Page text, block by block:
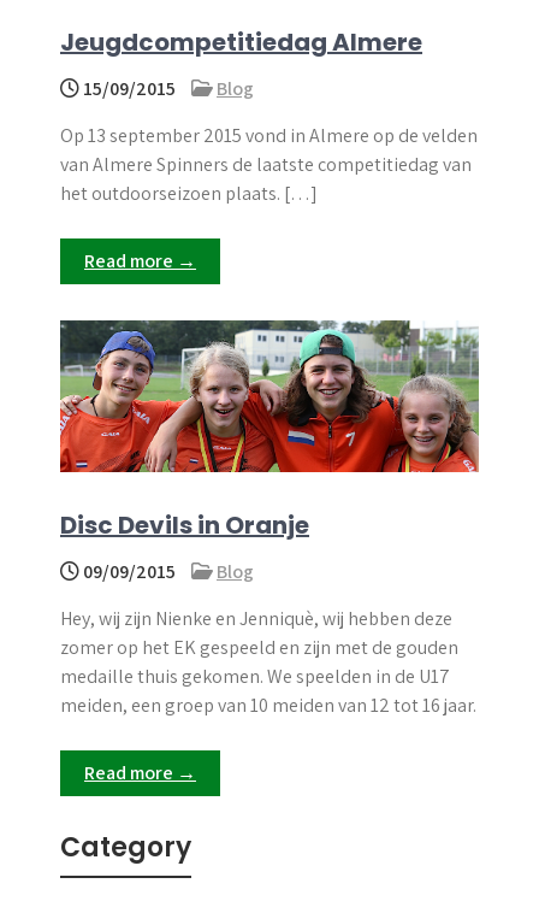
Jeugdcompetitiedag Almere
15/09/2015
Blog
Op 13 september 2015 vond in Almere op de velden
van Almere Spinners de laatste competitiedag van
het outdoorseizoen plaats. […]
Read more →
Disc Devils in Oranje
09/09/2015
Blog
Hey, wij zijn Nienke en Jenniquè, wij hebben deze
zomer op het EK gespeeld en zijn met de gouden
medaille thuis gekomen. We speelden in de U17
meiden, een groep van 10 meiden van 12 tot 16 jaar.
Read more →
Category